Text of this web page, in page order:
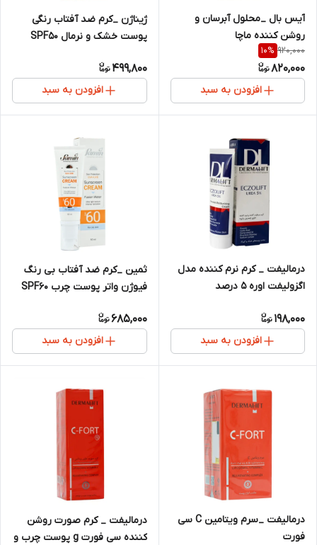
آیس بال _محلول آبرسان و
روشن کننده ماچا
920,000
10%
820,000
افزودن به سبد
ژیناژن _کرم ضد آفتاب رنگی
پوست خشک و نرمال SPF50
499,800
افزودن به سبد
درمالیفت _ کرم نرم کننده مدل
اگزولیفت اوره 5 درصد
198,000
افزودن به سبد
ثمین _کرم ضد آفتاب بی رنگ
فیوژن واتر پوست چرب SPF60
685,000
افزودن به سبد
درمالیفت _سرم ویتامین C سی
فورت
درمالیفت _ کرم صورت روشن
کننده سی فورت g پوست چرب و